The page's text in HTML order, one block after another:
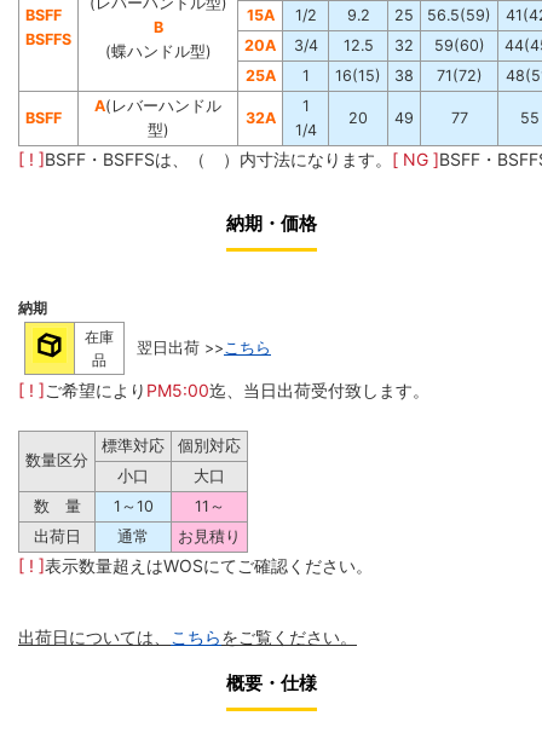
BSFF
BSFFS
B
(蝶ハンドル型)
15A 1/2 9.2 25 56.5(59)
20A
3/4 12.5 32 59(60)
25A
1 16(15) 38 71(72)
BSFF
A(レバーハンドル
型)
32A
1
1/4
20 49 77 55
[ ! ]BSFF・BSFFSは、（ ）内寸法になります。 [ NG ]BSFF・
納期・価格
納期
在庫
品
翌日出荷 >>こちら
[ ! ]ご希望により PM5:00迄、当日出荷受付致します。
数量区分
標準対応
個別対応
小口
大口
数 量
1～10
11～
出荷日
通常 お見積り
[ ! ]表示数量超えはWOSにてご確認ください。
出荷日については、 こちらをご覧ください。
概要・仕様